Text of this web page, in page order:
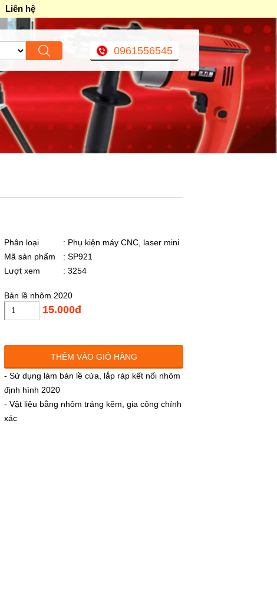
Liên hệ
0961556545
Phân loại
: Phụ kiện máy CNC, laser mini
Mã sản phẩm
: SP921
Lượt xem
: 3254
Bản lề nhôm 2020
15.000đ
THÊM VÀO GIỎ HÀNG
- Sử dụng làm bản lề cửa, lắp ráp kết nối nhôm
định hình 2020
- Vật liệu bằng nhôm tráng kẽm, gia công chính
xác